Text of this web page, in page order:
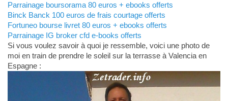
Parrainage boursorama 80 euros + ebooks offerts
Binck Banck 100 euros de frais courtage offerts
Fortuneo bourse livret 80 euros + ebooks offerts
Parrainage IG broker cfd e-books offerts
Si vous voulez savoir à quoi je ressemble, voici une photo de
moi en train de prendre le soleil sur la terrasse à Valencia en
Espagne :